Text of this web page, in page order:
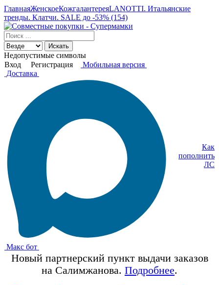
ГлавнаяЖенскоеКожгалантереяLANOTTI. Итальянские
тренды. Клатчи. SALE до -53% (154)
Искать
Недопустимые символы
Вход
Регистрация
Мобильная версия
Доставка
Макс бот
Как
пополнить
ЛС
Новый партнерский пункт выдачи заказов
на Салимжанова. Подробнее.